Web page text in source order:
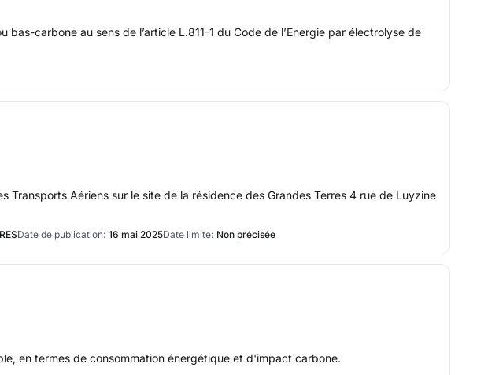
carbone au sens de l’article L.811-1 du Code de l’Energie par électrolyse de
Aériens sur le site de la résidence des Grandes Terres 4 rue de Luyzine
Date de publication: 16 mai 2025Date limite: Non précisée
en termes de consommation énergétique et d'impact carbone.